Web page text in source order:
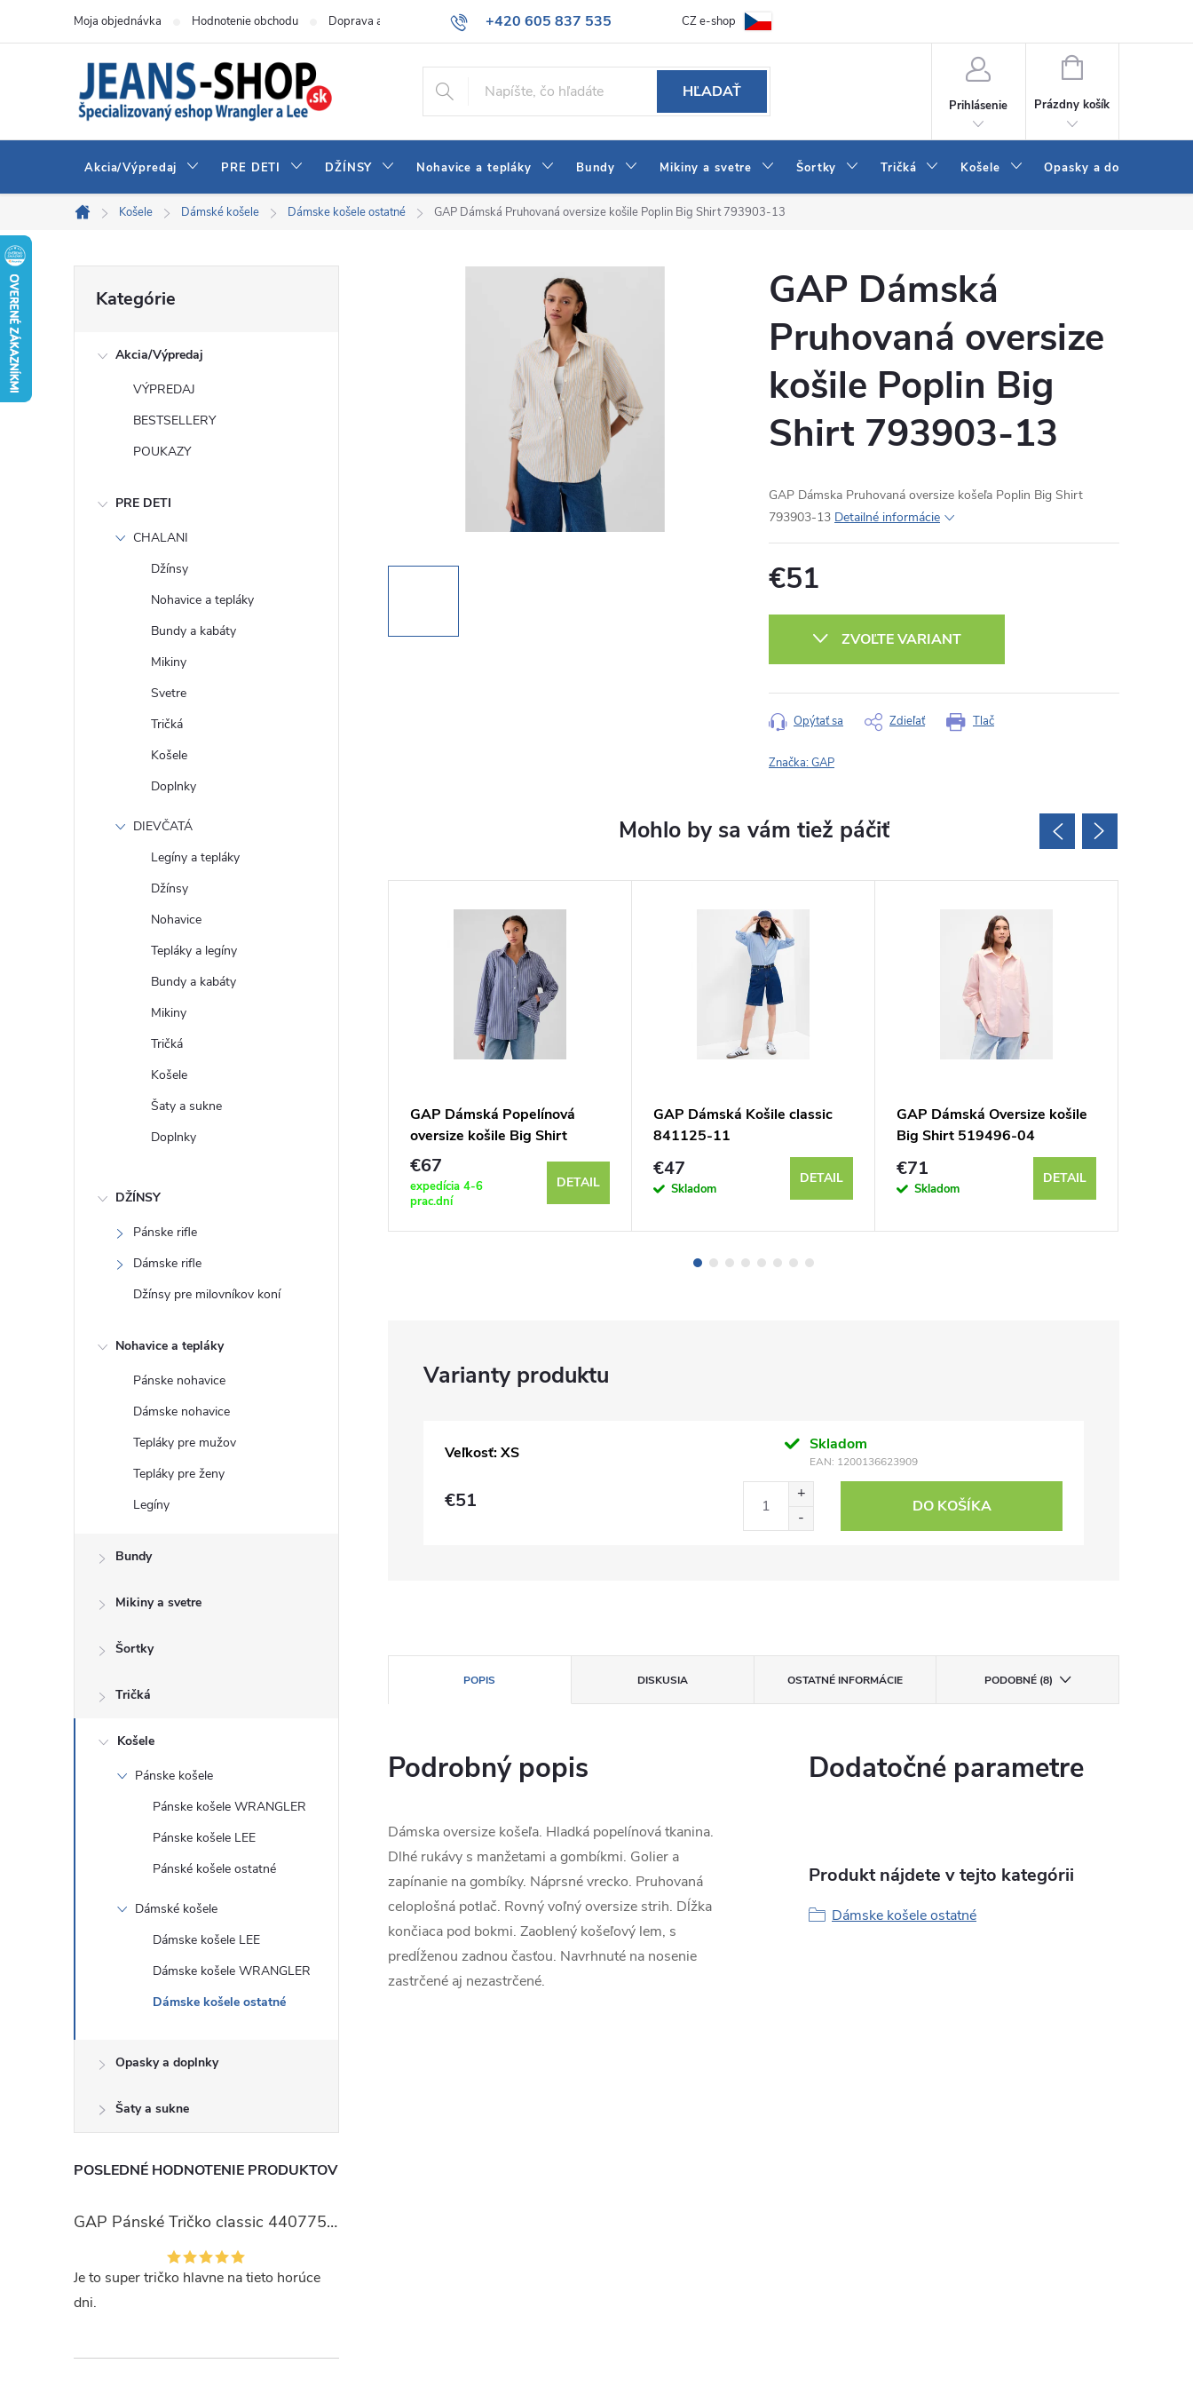
+420 605 837 535
info@jeans-shop.sk
Moja objednávka Hodnotenie obchodu Doprava a platba Všeobecné obchodné podmienky Ako vybrať džínsy Wrangler a LEE
CZ e-shop
HĽADAŤ
Prihlásenie
NÁKUPNÝ
Prázdny košík
Akcia/Výpredaj PRE DETI DŽÍNSY Nohavice a tepláky Bundy Mikiny a svetre Šortky Tričká Košele Opasky a doplnky
Domov
Košele Dámské košele Dámske košele ostatné GAP Dámská Pruhovaná oversize košile Poplin Big Shirt 793903-13
kategórie
Kategórie
Akcia/Výpredaj
VÝPREDAJ
BESTSELLERY
POUKAZY
PRE DETI
CHALANI
Džínsy
Nohavice a tepláky
Bundy a kabáty
Mikiny
Svetre
Tričká
Košele
Doplnky
DIEVČATÁ
Legíny a tepláky
Džínsy
Nohavice
Tepláky a legíny
Bundy a kabáty
Mikiny
Tričká
Košele
Šaty a sukne
Doplnky
DŽÍNSY
Pánske rifle
Dámske rifle
Džínsy pre milovníkov koní
Nohavice a tepláky
Pánske nohavice
Dámske nohavice
Tepláky pre mužov
Tepláky pre ženy
Legíny
Bundy
Mikiny a svetre
Šortky
Tričká
Košele
Pánske košele
Pánske košele WRANGLER
Pánske košele LEE
Pánské košele ostatné
Dámské košele
Dámske košele LEE
Dámske košele WRANGLER
Dámske košele ostatné
Opasky a doplnky
Šaty a sukne
POSLEDNÉ HODNOTENIE PRODUKTOV
GAP Pánské Tričko classic 440775-00
Je to super tričko hlavne na tieto horúce
dni.
GAP Dámská
Pruhovaná oversize
košile Poplin Big
Shirt 793903-13
GAP Dámska Pruhovaná oversize košeľa Poplin Big Shirt
793903-13 Detailné informácie
€51
ZVOĽTE VARIANT
Tlač
Opýtať sa Zdieľať
Značka:GAP
Veľkosť: XS Skladom
EAN: 1200136623909
€51 DO KOŠÍKA
POPIS DISKUSIA OSTATNÉ INFORMÁCIE PODOBNÉ (8)
Podrobný popis
Dámska oversize košeľa. Hladká popelínová tkanina.
Dlhé rukávy s manžetami a gombíkmi. Golier a
zapínanie na gombíky. Náprsné vrecko. Pruhovaná
celoplošná potlač. Rovný voľný oversize strih. Dĺžka
končiaca pod bokmi. Zaoblený košeľový lem, s
predĺženou zadnou časťou. Navrhnuté na nosenie
zastrčené aj nezastrčené.
Dodatočné parametre
Produkt nájdete v tejto kategórii
Dámske košele ostatné
GAP Dámská Oversize
popelínová košile Big Shirt
GAP Dámská Popelínová
oversize košile Big Shirt
519040-03
€67
expedícia 4-6
prac.dní
DETAIL
GAP Dámská Košile classic
841125-11
€47
Skladom
DETAIL
GAP Dámská Oversize košile
Big Shirt 519496-04
€71
Skladom
DETAIL